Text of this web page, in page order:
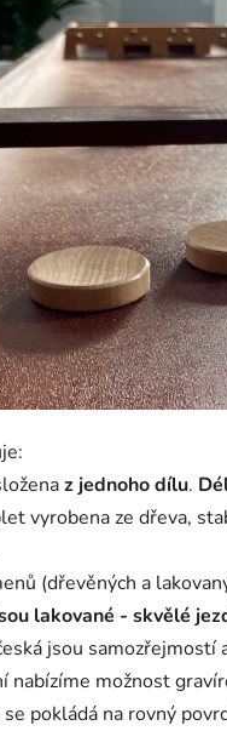
z jednoho dílu.
vyrobena ze dřeva,
(dřevěných a
lakované - skvělé
jsou samozřejmostí
nabízíme možnost
pokládá na rovný